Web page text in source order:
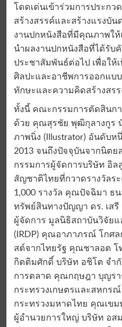
โดดเด่นเข้าร่วมการประกว
สร้างสรรค์และสร้างแรงบัน
งานปกหนังสือที่มีคุณภาพใ
นำผลงานปกหนังสือที่ได้รับคั
ประชาสัมพันธ์ต่อไป เพื่อให้
ศิลปะและอาชีพการออกแบ
ทักษะและความคิดสร้างสรร
ทั้งนี้ คณะกรรมการตัดสินก
ด้วย คุณสุรชัย พุฒิกุลางกูร
ภาพนิ่ง (Illustrator) อันดับห
2013 จนถึงปัจจุบันจากนิตยส
กรรมการผู้จัดการบริษัท อิ
สัญชาติไทยที่กวาดรางวัลร
1,000 รางวัล คุณปัจฉิมา ธ
ทรัพย์สินทางปัญญา ดร. เสรี
ผู้จัดการ มูลนิธิสถาบันวิจัย
(IRDP) คุณอาภาภรณ์ โกศล
สต์จากไทยรัฐ คุณชาลอต
กิตติมศักดิ์ บริษัท อชิโต จำ
การตลาด คุณกฤษฎา บุญร
กระทรวงเกษตรและสหกร
กระทรวงมหาดไทย คุณเข
ผู้อำนวยการใหญ่ บริษัท อส